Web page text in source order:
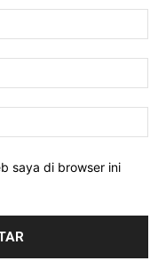
saya di browser ini